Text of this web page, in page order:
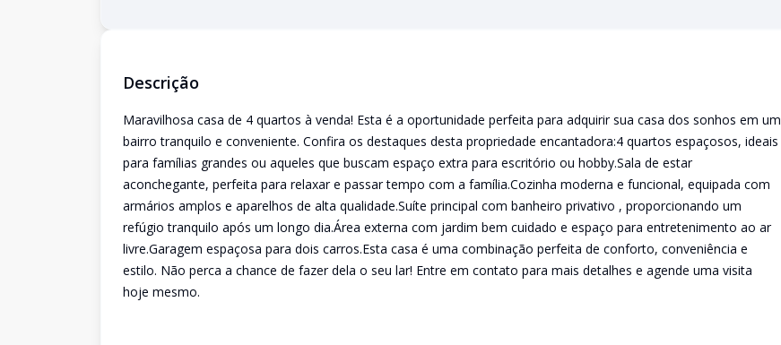
Descrição
Maravilhosa casa de 4 quartos à venda! Esta é a oportunidade perfeita para adquirir sua casa dos sonhos em um
bairro tranquilo e conveniente. Confira os destaques desta propriedade encantadora:4 quartos espaçosos, ideais
para famílias grandes ou aqueles que buscam espaço extra para escritório ou hobby.Sala de estar
aconchegante, perfeita para relaxar e passar tempo com a família.Cozinha moderna e funcional, equipada com
armários amplos e aparelhos de alta qualidade.Suíte principal com banheiro privativo , proporcionando um
refúgio tranquilo após um longo dia.Área externa com jardim bem cuidado e espaço para entretenimento ao ar
livre.Garagem espaçosa para dois carros.Esta casa é uma combinação perfeita de conforto, conveniência e
estilo. Não perca a chance de fazer dela o seu lar! Entre em contato para mais detalhes e agende uma visita
hoje mesmo.